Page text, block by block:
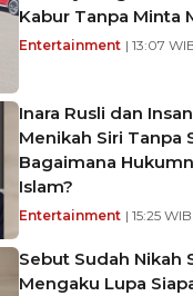
Kabur Tanpa Minta
Entertainment | 13:07
Inara Rusli dan
Menikah Siri Tanpa
Bagaimana
Islam?
Entertainment | 15:25 WIB
Sebut Sudah Nikah
Mengaku Lupa